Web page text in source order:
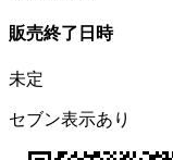
販売終了日時
未定
セブン表示あり